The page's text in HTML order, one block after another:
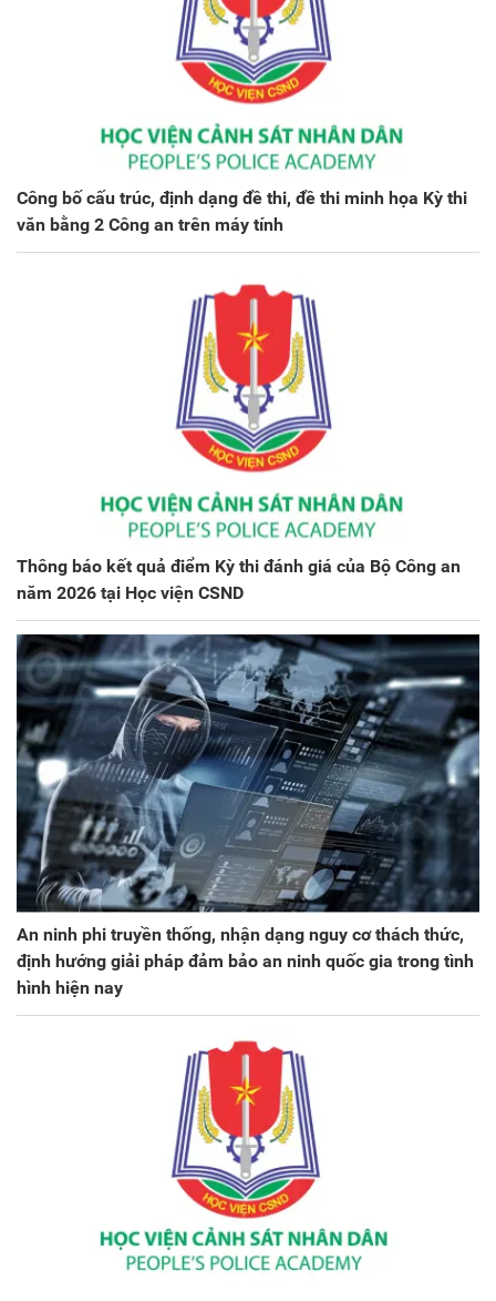
Công bố cấu trúc, định dạng đề thi, đề thi minh họa Kỳ thi
văn bằng 2 Công an trên máy tính
Thông báo kết quả điểm Kỳ thi đánh giá của Bộ Công an
năm 2026 tại Học viện CSND
An ninh phi truyền thống, nhận dạng nguy cơ thách thức,
định hướng giải pháp đảm bảo an ninh quốc gia trong tình
hình hiện nay